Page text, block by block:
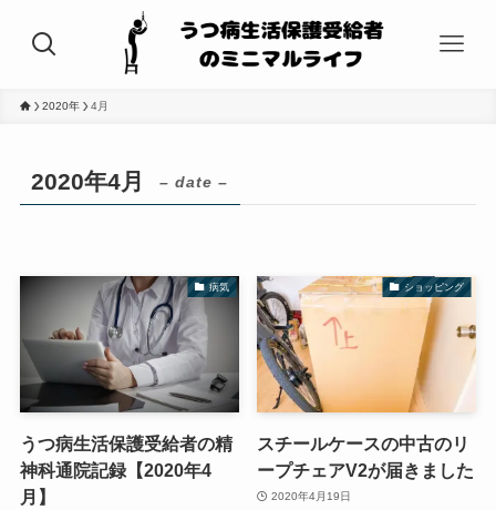
2020年 4月
2020年4月 – date –
病気
うつ病生活保護受給者の精
神科通院記録【2020年4
月】
ショッピング
スチールケースの中古のリ
ープチェアV2が届きました
2020年4月19日